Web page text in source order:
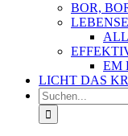
BOR,
EM
LICHT DAS
Suche
nach: